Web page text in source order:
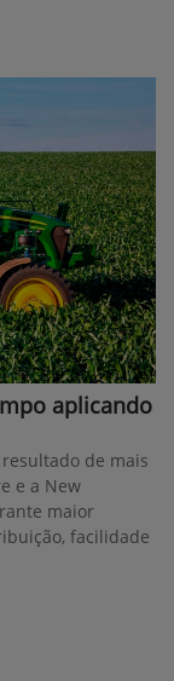
aplicando
de mais
e a New
maior
facilidade